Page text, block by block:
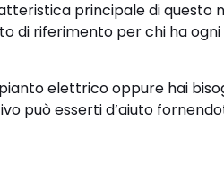
principale di questo
di riferimento per chi ha ogni
elettrico oppure hai
può esserti d’aiuto